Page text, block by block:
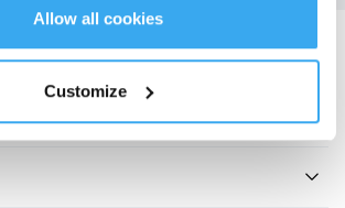
Allow all cookies
Customize
Télécharger l'application ECOVACS